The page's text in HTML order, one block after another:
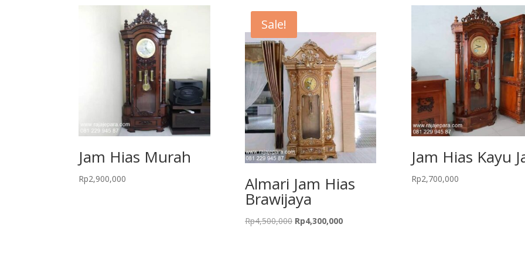
Jam Hias Murah
Rp2,900,000
Sale!
Almari Jam Hias
Brawijaya
Rp4,500,000 Original
Rp4,300,000Current
Jam Hias Kayu
Rp2,700,000